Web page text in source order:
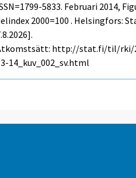
5833. Februari 2014,
2000=100 . Helsingfors:
http://stat.fi/til/rki/
14_kuv_002_sv.html